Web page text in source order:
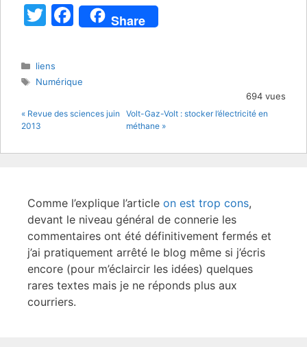
T
itt
er
F
a
e
o
o
Share
Catégories
liens
Étiquettes
Numérique
694 vues
« Revue des sciences juin
2013
Volt-Gaz-Volt : stocker l’électricité en
méthane »
Comme l’explique l’article on est trop cons,
devant le niveau général de connerie les
commentaires ont été définitivement fermés et
j’ai pratiquement arrêté le blog même si j’écris
encore (pour m’éclaircir les idées) quelques
rares textes mais je ne réponds plus aux
courriers.